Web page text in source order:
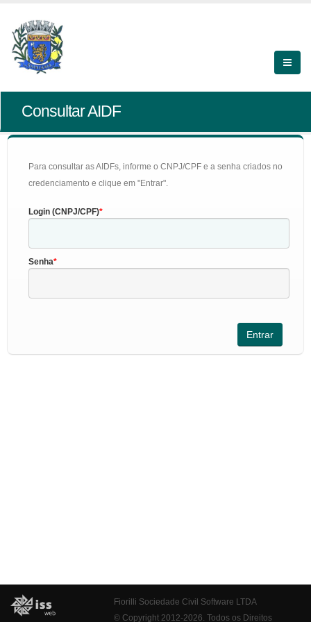
Consultar AIDF
Para consultar as AIDFs, informe o CNPJ/CPF e a senha criados no
credenciamento e clique em "Entrar".
Login (CNPJ/CPF)
Senha
Fiorilli Sociedade Civil Software LTDA
© Copyright 2012-2026. Todos os Direitos